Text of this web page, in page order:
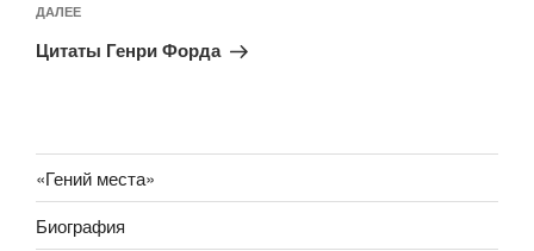
Следующая
запись
ДАЛЕЕ
Цитаты Генри Форда
«Гений места»
Биография